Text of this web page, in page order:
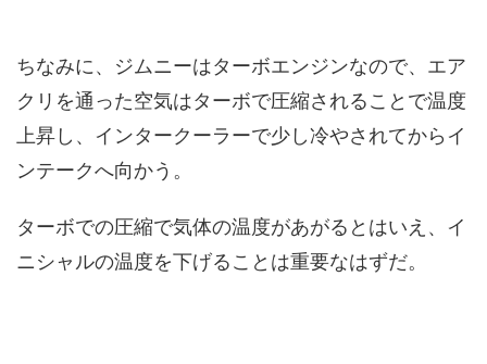
ちなみに、ジムニーはターボエンジンなので、エア
クリを通った空気はターボで圧縮されることで温度
上昇し、インタークーラーで少し冷やされてからイ
ンテークへ向かう。
ターボでの圧縮で気体の温度があがるとはいえ、イ
ニシャルの温度を下げることは重要なはずだ。